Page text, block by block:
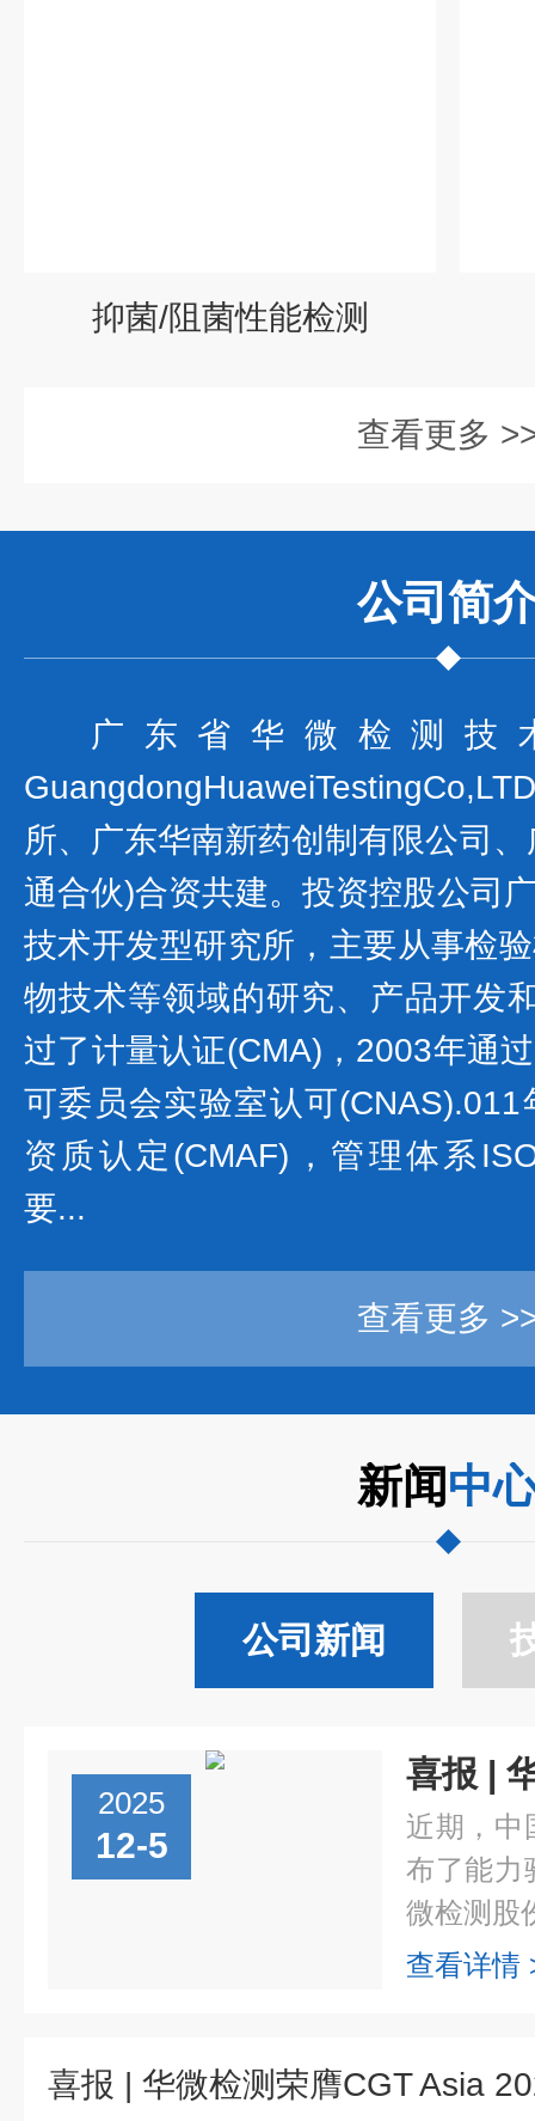
抑菌/阻菌性能检测
查看更多
公司 简
广东省华微检测技
所、广东华南新药创制有限公司
通合伙)合资共建。投资控股公司
技术开发型研究所，主要从事检
物技术等领域的研究、产品开发
过了计量认证(CMA)，2003年通
可委员会实验室认可
资质认定(CMAF)，管理体系
要...
查看更多
新闻中
公司新闻
2025
12-5
近期，中
布了能力
微检测股
查看详情